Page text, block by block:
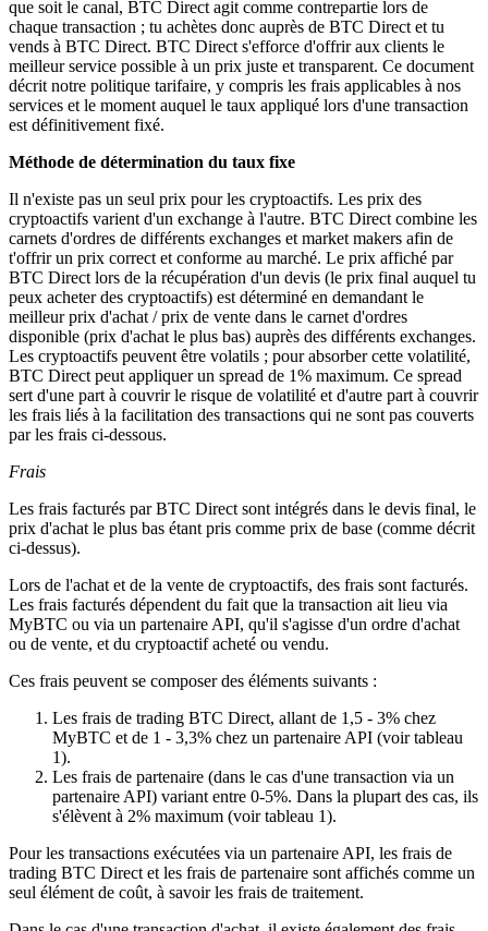
que soit le canal, BTC Direct agit comme contrepartie lors de
chaque transaction ; tu achètes donc auprès de BTC Direct et tu
vends à BTC Direct. BTC Direct s'efforce d'offrir aux clients le
meilleur service possible à un prix juste et transparent. Ce document
décrit notre politique tarifaire, y compris les frais applicables à nos
services et le moment auquel le taux appliqué lors d'une transaction
est définitivement fixé.
Méthode de détermination du taux fixe
Il n'existe pas un seul prix pour les cryptoactifs. Les prix des
cryptoactifs varient d'un exchange à l'autre. BTC Direct combine les
carnets d'ordres de différents exchanges et market makers afin de
t'offrir un prix correct et conforme au marché. Le prix affiché par
BTC Direct lors de la récupération d'un devis (le prix final auquel tu
peux acheter des cryptoactifs) est déterminé en demandant le
meilleur prix d'achat / prix de vente dans le carnet d'ordres
disponible (prix d'achat le plus bas) auprès des différents exchanges.
Les cryptoactifs peuvent être volatils ; pour absorber cette volatilité,
BTC Direct peut appliquer un spread de 1% maximum. Ce spread
sert d'une part à couvrir le risque de volatilité et d'autre part à couvrir
les frais liés à la facilitation des transactions qui ne sont pas couverts
par les frais ci-dessous.
Frais
Les frais facturés par BTC Direct sont intégrés dans le devis final, le
prix d'achat le plus bas étant pris comme prix de base (comme décrit
ci-dessus).
Lors de l'achat et de la vente de cryptoactifs, des frais sont facturés.
Les frais facturés dépendent du fait que la transaction ait lieu via
MyBTC ou via un partenaire API, qu'il s'agisse d'un ordre d'achat
ou de vente, et du cryptoactif acheté ou vendu.
Ces frais peuvent se composer des éléments suivants :
Les frais de trading BTC Direct, allant de 1,5 - 3% chez
MyBTC et de 1 - 3,3% chez un partenaire API (voir tableau
1).
Les frais de partenaire (dans le cas d'une transaction via un
partenaire API) variant entre 0-5%. Dans la plupart des cas, ils
s'élèvent à 2% maximum (voir tableau 1).
Pour les transactions exécutées via un partenaire API, les frais de
trading BTC Direct et les frais de partenaire sont affichés comme un
seul élément de coût, à savoir les frais de traitement.